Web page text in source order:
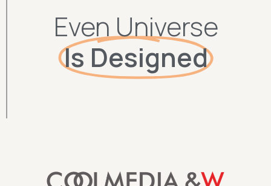
Even Universe
Is Designed